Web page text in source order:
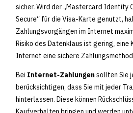
sicher. Wird der „Mastercard Identity
Secure“ für die Visa-Karte genutzt,
Zahlungsvorgängen im Internet
Risiko des Datenklaus ist gering, eine
Internet eine sichere
Bei Internet-Zahlungensollten Sie
berücksichtigen, dass Sie mit jeder
hinterlassen. Diese können